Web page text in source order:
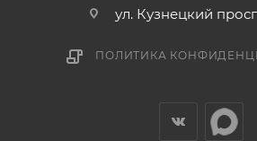
ул. Кузнецкий
ПОЛИТИКА